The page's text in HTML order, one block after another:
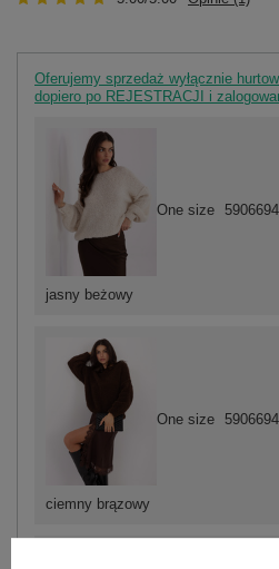
Oferujemy sprzedaż wyłącznie
dopiero po REJESTRACJI i
ciemny brązowy
One size
jasny beżowy
One size